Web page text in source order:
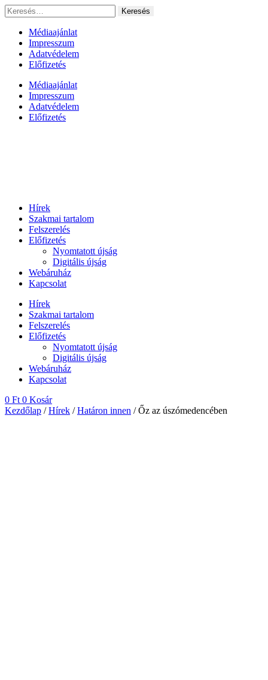
Ugrás
a
tartalomhoz
Keresés:
Médiaajánlat
Impresszum
Adatvédelem
Előfizetés
Médiaajánlat
Impresszum
Adatvédelem
Előfizetés
Hírek
Szakmai tartalom
Felszerelés
Előfizetés
Nyomtatott újság
Digitális újság
Webáruház
Kapcsolat
Hírek
Szakmai tartalom
Felszerelés
Előfizetés
Nyomtatott újság
Digitális újság
Webáruház
Kapcsolat
0 Ft 0 Kosár
Kezdőlap /Hírek /Határon innen / Őz az úszómedencében